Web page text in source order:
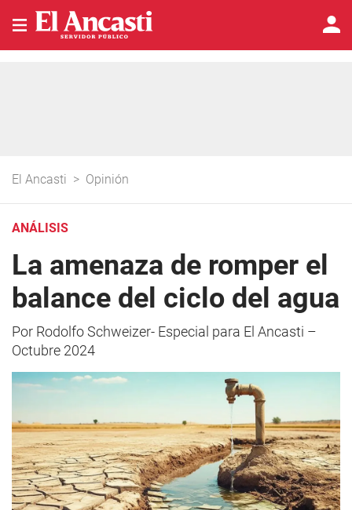
El Ancasti > Opinión
ANÁLISIS
La amenaza de romper el
balance del ciclo del agua
Por Rodolfo Schweizer- Especial para El Ancasti –
Octubre 2024